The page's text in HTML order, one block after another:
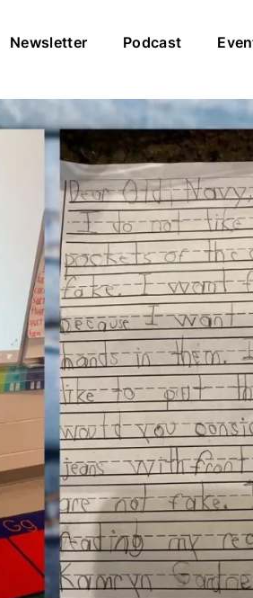
Newsletter Podcast